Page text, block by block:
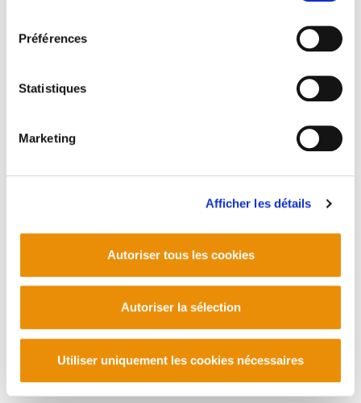
Préférences
Statistiques
Marketing
Afficher les détails
Autoriser tous les cookies
Autoriser la sélection
Utiliser uniquement les cookies nécessaires
Calen.- Haiz Egoa.- Baionako Bestak. Jean
Haritschelhar.- Karrikaldi 2012.- Biba pastorala!.
XANTIANA, ARTZEN ETA MADDALEN.- Gora
Baionako Bestak!. Samatsa.- Pestetako hitzordu
Manu Robles-Arangiz Institutua Fundazioa
Barrainkua 13 - 48009 Bilbo -
Telf. +34 94 403 77 99
Telf. +33 (0) 559 25 65 52